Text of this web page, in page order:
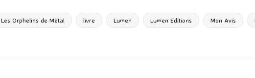
ds g
Les Orphelins de Metal livre Lumen Lumen Editions Mon Avis